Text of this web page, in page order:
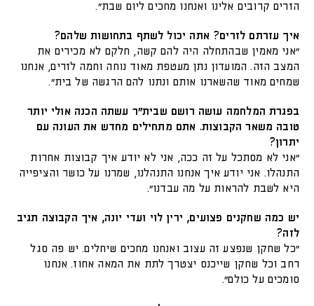
הזרים קרובים אלינו ואנחנו מחכים ליום שבת”.
איך עזרתם לזרים? אתה יכול לשתף בתחושות שלהם?
”אני מאמין שבהתחלה היה להם קשה, חלקם לא מכירים את
המצב הזה. המועדון נתן מעטפת מאוד נוחה וחמה לזרים, אנחנו
שמחים מאוד שהשארנו אותם ונתנו להם הרגשה של בית”.
בפגרת המלחמה עושה רושם שבית”ר עשתה הכנה אולי יותר
טובה משאר הקבוצות. אתם מתחילים מחדש את העונה עם
יתרון?
”אני לא מסתכל על זה ככה, אני לא יודע איך קבוצות אחרות
התנהלו. אני יודע איך אנחנו התנהלנו, שמרנו על כושר והציפייה
היא לשבת להראות על מה עבדנו”.
יש כמה שחקנים פצועים, ירין לוי ועדי יונה, איך הקבוצה תגיב
לזה?
”כל שחקן שנפצע זה עצוב ואנחנו מחכים שיחלים. יש פה סגל
רחב וכל שחקן שייכנס יצטרך לתת את המאה אחוז. אנחנו
סומכים על כולם”.